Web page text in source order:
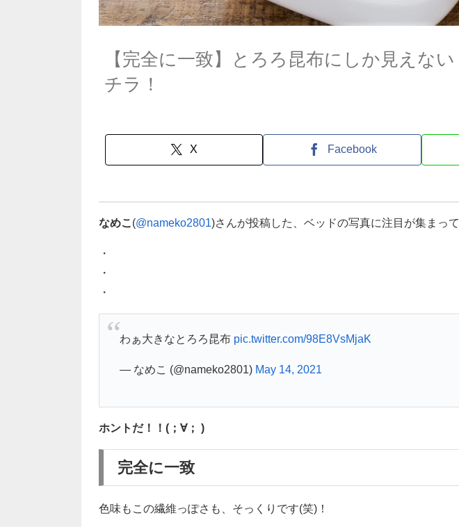
【完全に一致】とろろ昆布にしか見えな
チラ！
X Facebook
なめこ (@nameko2801)さんが投稿した、ベッドの写真に注目が集まって
・
・
・
わぁ大きなとろろ昆布 pic.twitter.com/98E8VsMjaK
— なめこ (@nameko2801) May 14, 2021
ホントだ！！(；∀； )
完全に一致
色味もこの繊維っぽさも、そっくりです(笑)！